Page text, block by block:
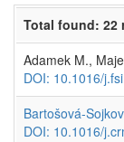
Total found: 22
Adamek M.,
DOI: 10.1016/
Bartošová-
DOI: 10.1016/